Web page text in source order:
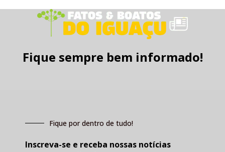
Fique sempre bem informado!
Fique por dentro de tudo!
Inscreva-se e receba nossas notícias